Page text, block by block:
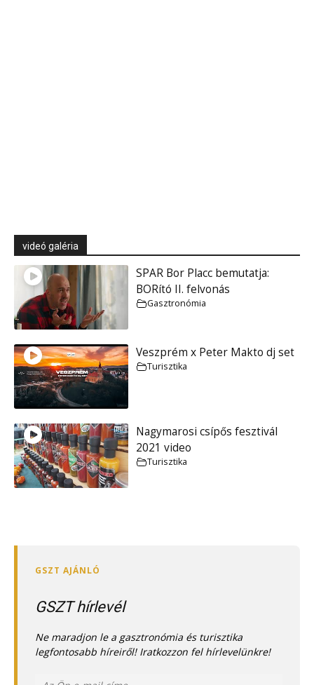
videó galéria
SPAR Bor Placc bemutatja:
BORító II. felvonás
Gasztronómia
Veszprém x Peter Makto dj set
Turisztika
Nagymarosi csípős fesztivál
2021 video
Turisztika
GSZT hírlevél
Ne maradjon le a gasztronómia és turisztika
legfontosabb híreiről! Iratkozzon fel hírlevelünkre!